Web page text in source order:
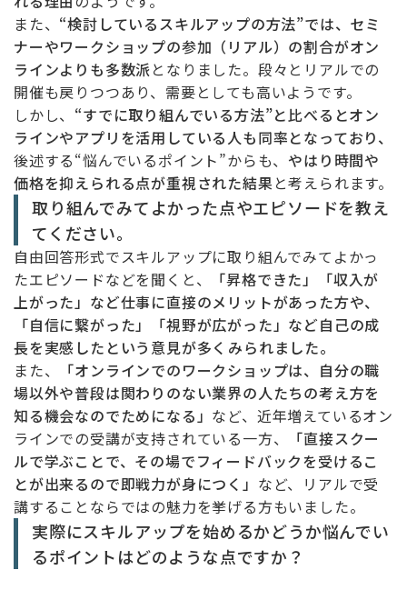
また、 “検討しているスキルアップの方法”では、セミ
ナーやワークショップの参加（リアル）の割合がオン
ラインよりも多数派となりました。段々とリアルでの
開催も戻りつつあり、需要としても高いようです。
しかし、 “すでに取り組んでいる方法”と比べるとオン
ラインやアプリを活用している人も同率となっており、
後述する“悩んでいるポイント”からも、 やはり時間や
価格を抑えられる点が重視された結果 と考えられます。
取り組んでみてよかった点やエピソードを教え
てください。
自由回答形式でスキルアップに取り組んでみてよかっ
たエピソードなどを聞くと、
「昇格できた」「収入が
上がった」など仕事に直接のメリットがあった方や、
「自信に繋がった」「視野が広がった」など自己の成
長を実感したという意見が多くみられました。
また、
「オンラインでのワークショップは、自分の職
場以外や普段は関わりのない業界の人たちの考え方を
知る機会なのでためになる」 など、近年増えているオン
ラインでの受講が支持されている一方、
「直接スクー
ルで学ぶことで、その場でフィードバックを受けるこ
とが出来るので即戦力が身につく」 など、リアルで受
講することならではの魅力を挙げる方もいました。
実際にスキルアップを始めるかどうか悩んでい
るポイントはどのような点ですか？